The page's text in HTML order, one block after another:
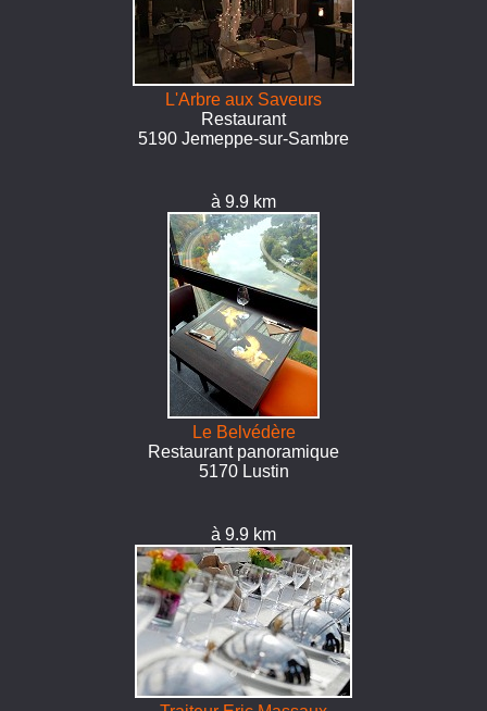
L'Arbre aux Saveurs
Restaurant
5190 Jemeppe-sur-Sambre
à 9.9 km
Le Belvédère
Restaurant panoramique
5170 Lustin
à 9.9 km